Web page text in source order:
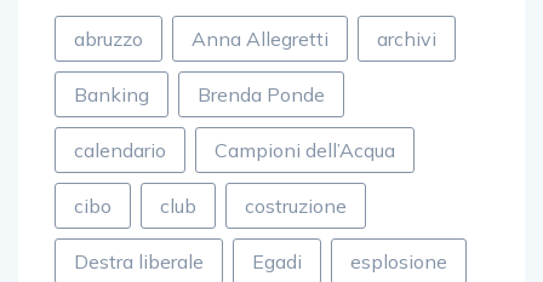
abruzzo Anna Allegretti archivi
Banking Brenda Ponde
calendario Campioni dell’Acqua
cibo club costruzione
Destra liberale Egadi esplosione